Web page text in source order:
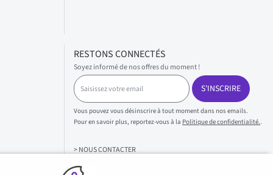
RESTONS CONNECTÉS
Soyez informé de nos offres du moment !
S
a
s
i
s
e
z
S'INSCRIRE
Vous pouvez vous désinscrire à tout moment dans nos emails.
Pour en savoir plus, reportez-vous à la Politique de confidentialité..
> NOUS CONTACTER